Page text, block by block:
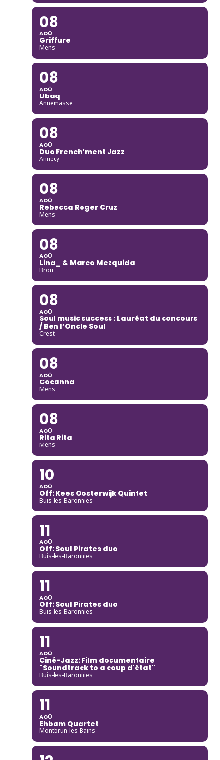
08
AOÛ
Griffure
Mens
08
AOÛ
Ubaq
Annemasse
08
AOÛ
Duo French’ment Jazz
Annecy
08
AOÛ
Rebecca Roger Cruz
Mens
08
AOÛ
Lina_ & Marco Mezquida
Brou
08
AOÛ
Soul music success : Lauréat du concours
/ Ben l’Oncle Soul
Crest
08
AOÛ
Cocanha
Mens
08
AOÛ
Rita Rita
Mens
10
AOÛ
Off: Kees Oosterwijk Quintet
Buis-les-Baronnies
11
AOÛ
Off: Soul Pirates duo
Buis-les-Baronnies
11
AOÛ
Off: Soul Pirates duo
Buis-les-Baronnies
11
AOÛ
Ciné-Jazz: Film documentaire
"Soundtrack to a coup d'état"
Buis-les-Baronnies
11
AOÛ
Ehbam Quartet
Montbrun-les-Bains